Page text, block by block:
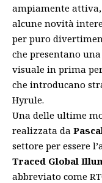
ampiamente
alcune novità
per puro
che presentano una
visuale in prima
che introducano
Hyrule.
Una delle ultime
realizzata da
settore per essere
Traced Global
abbreviato come